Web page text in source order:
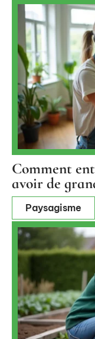
Comment
avoir de
Paysagisme